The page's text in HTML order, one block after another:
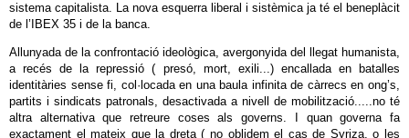
sistema capitalista. La nova esquerra liberal i sistèmica ja té el beneplàcit
de l’IBEX 35 i de la banca.
Allunyada de la confrontació ideològica, avergonyida del llegat humanista,
a recés de la repressió ( presó, mort, exili...) encallada en batalles
identitàries sense fi, col·locada en una baula infinita de càrrecs en ong’s,
partits i sindicats patronals, desactivada a nivell de mobilització.....no té
altra alternativa que retreure coses als governs. I quan governa fa
exactament el mateix que la dreta ( no oblidem el cas de Syriza, o les